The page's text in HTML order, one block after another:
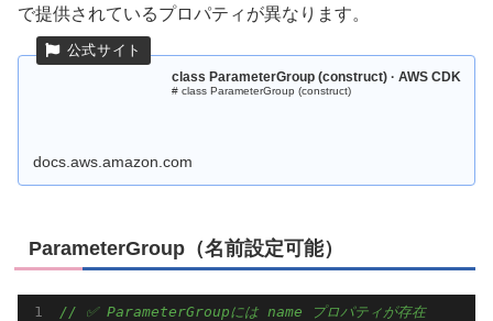
で提供されているプロパティが異なります。
class ParameterGroup (construct) · AWS CDK
# class ParameterGroup (construct)
docs.aws.amazon.com
ParameterGroup（名前設定可能）
// ✅ ParameterGroupには name プロパティが存在